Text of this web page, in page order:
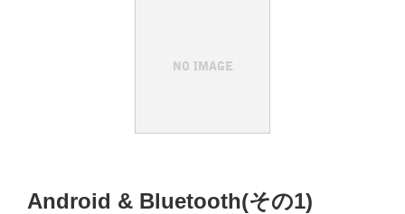
Android & Bluetooth(その1)